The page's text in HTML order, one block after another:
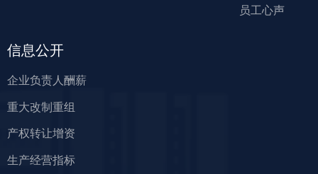
员工心声
信息公开
企业负责人酬薪
重大改制重组
产权转让增资
生产经营指标